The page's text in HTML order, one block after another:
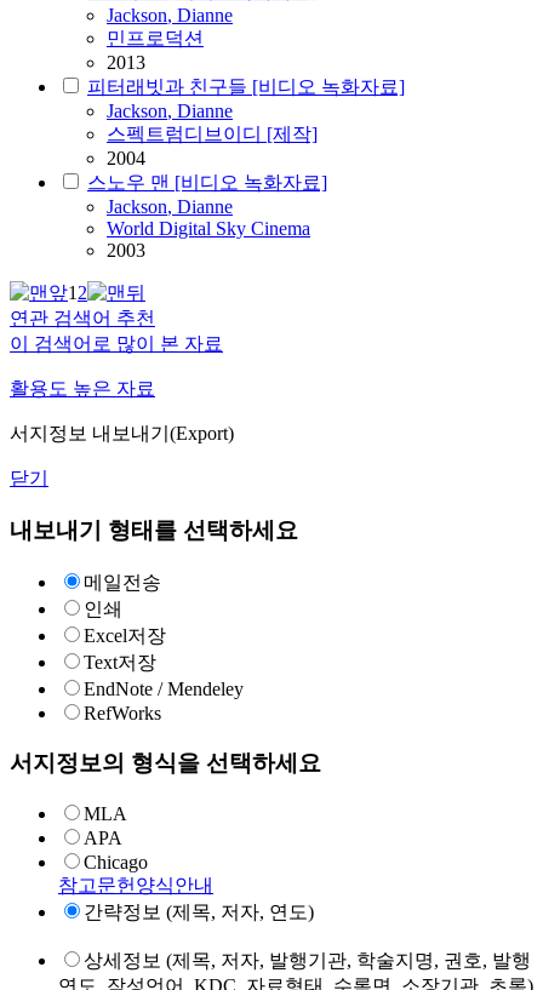
Jackson, Dianne
민프로덕션
2013
피터래빗과 친구들 [비디오 녹화자료]
Jackson, Dianne
스펙트럼디브이디 [제작]
2004
스노우 맨 [비디오 녹화자료]
Jackson, Dianne
World Digital Sky Cinema
2003
12
연관 검색어 추천
이 검색어로 많이 본 자료
활용도 높은 자료
서지정보 내보내기(Export)
닫기
내보내기 형태를 선택하세요
메일전송
인쇄
Excel저장
Text저장
EndNote / Mendeley
RefWorks
서지정보의 형식을 선택하세요
MLA
APA
Chicago
참고문헌양식안내
간략정보 (제목, 저자, 연도)
상세정보 (제목, 저자, 발행기관, 학술지명, 권호, 발행